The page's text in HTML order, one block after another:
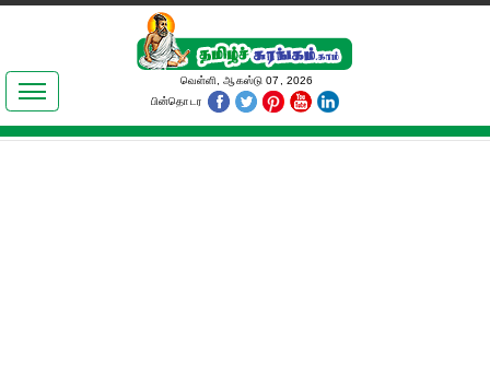
இலக்கியங்கள்
தமிழ் உலகம்
வெள்ளி, ஆகஸ்டு 07, 2026
பின்தொடர